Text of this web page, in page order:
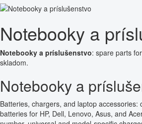
Notebooky a
Notebooky a príslušenstvo: spare parts
skladom.
Notebooky a
Batteries, chargers, and laptop accessories:
batteries for HP, Dell, Lenovo, Asus, and